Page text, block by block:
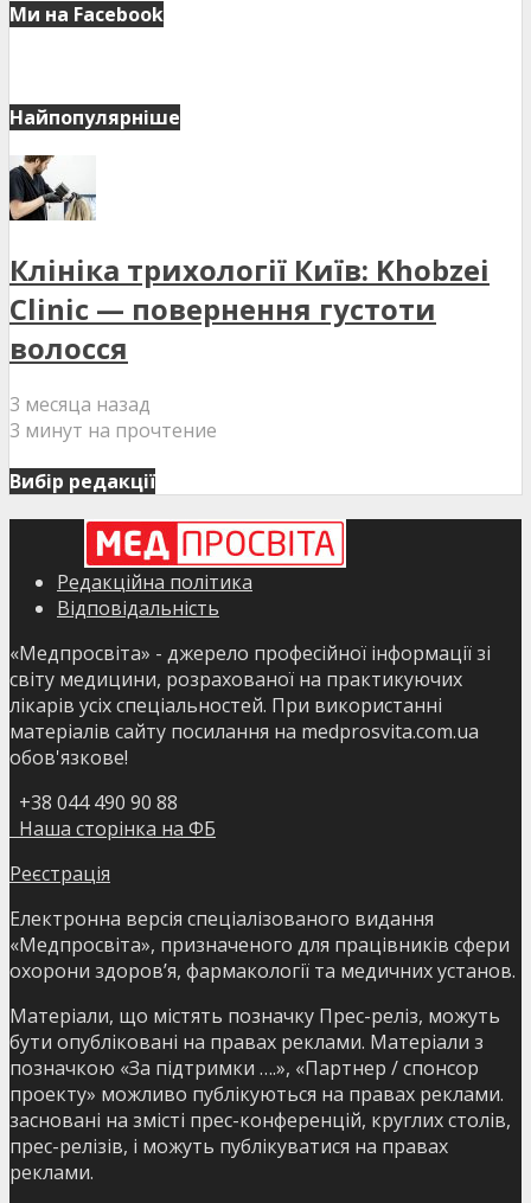
Ми на Facebook
Найпопулярніше
Клініка трихології Київ: Khobzei
Clinic — повернення густоти
волосся
3 месяца назад
3 минут на прочтение
Вибір редакції
Редакційна політика
Відповідальність
«Медпросвіта» - джерело професійної інформації зі
світу медицини, розрахованої на практикуючих
лікарів усіх спеціальностей. При використанні
матеріалів сайту посилання на medprosvita.com.ua
обов'язкове!
+38 044 490 90 88
Наша сторінка на ФБ
Реєстрація
Електронна версія спеціалізованого видання
«Медпросвіта», призначеного для працівників сфери
охорони здоров’я, фармакології та медичних установ.
Матеріали, що містять позначку Прес-реліз, можуть
бути опубліковані на правах реклами. Матеріали з
позначкою «За підтримки ….», «Партнер / спонсор
проекту» можливо публікуються на правах реклами.
засновані на змісті прес-конференцій, круглих столів,
прес-релізів, і можуть публікуватися на правах
реклами.